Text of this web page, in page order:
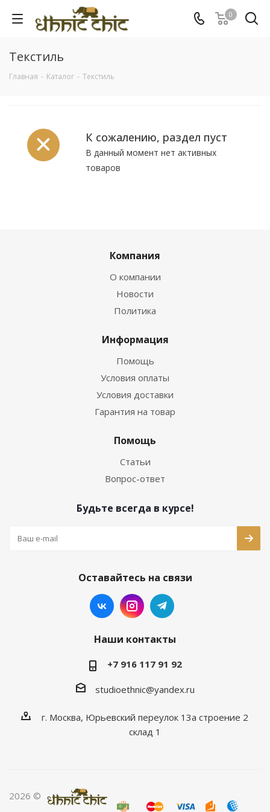
0
Текстиль
Главная - Каталог - Текстиль
К сожалению, раздел пуст
В данный момент нет активных
товаров
Компания
О компании
Новости
Политика
Информация
Помощь
Условия оплаты
Условия доставки
Гарантия на товар
Помощь
Статьи
Вопрос-ответ
Будьте всегда в курсе!
Оставайтесь на связи
Наши контакты
+7 916 117 91 92
studioethnic@yandex.ru
г. Москва, Юрьевский переулок 13а строение 2
склад 1
2026 ©